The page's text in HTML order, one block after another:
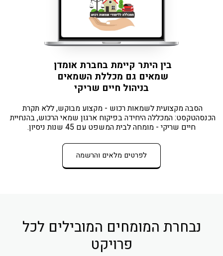
בין היתר קיימת בחברת אומדן
שמאים גם מכללת השמאים
בניהול חיים שריקי
הסבה מקצועית לשמאות רכוש - מקצוע מבוקש, ללא תקרת
הכנסהטקסט: המכללה היחידה בפיקוח ארגון שמאי הרכוש, בהנחיית
חיים שריקי - מומחה לבית המשפט עם 45 שנות ניסיון.
לפרטים מלאים והרשמה
נבחרת המומחים המובילים לכל
פרויקט